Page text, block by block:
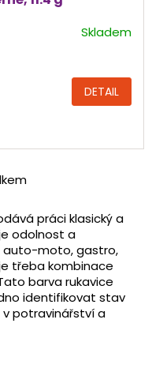
Skladem
DETAIL
práci klasický a
odolnost a
auto-moto, gastro,
třeba kombinace
barva rukavice
identifikovat stav
potravinářství a